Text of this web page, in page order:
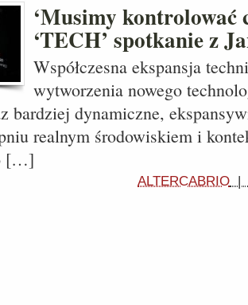
‘Musimy kontrolować
‘TECH’ spotkanie z
Współczesna ekspansja
wytworzenia nowego
bardziej dynamiczne,
realnym środowiskiem i
[…]
ALTERCABRIO |